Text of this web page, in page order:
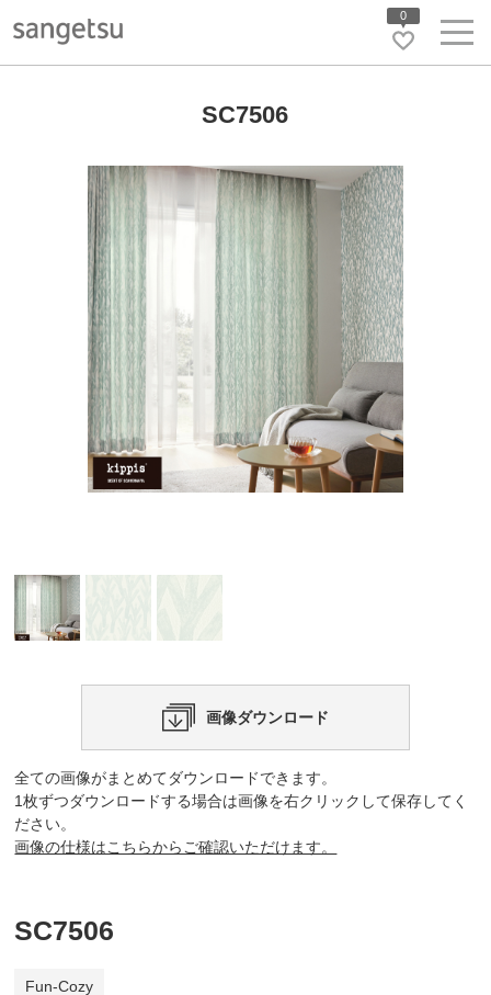
0
SC7506
画像ダウンロード
全ての画像がまとめてダウンロードできます。
1枚ずつダウンロードする場合は画像を右クリックして保存してく
ださい。
画像の仕様はこちらからご確認いただけます。
SC7506
Fun‐Cozy